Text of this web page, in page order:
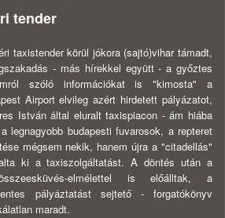
tender
taxistender körül jókora (sajtó)vihar támadt,
- más hírekkel együtt - a győztes
szóló információkat is "kimosta" a
Airport elvileg azért hirdetett pályázatot,
István által eluralt taxispiacon - ám hiába
legnagyobb budapesti fuvarosok, a repteret
mégsem nekik, hanem újra a "citadellás"
ki a taxiszolgáltatást. A döntés után a
elmélettel is előálltak, a
pályáztatást sejtető - forgatókönyv
maradt.